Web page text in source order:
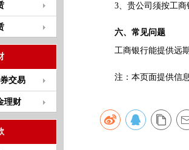
交易
理财
3、贵公司须按工商银
六、常见问题
工商银行能提供远期
注：本页面提供信息